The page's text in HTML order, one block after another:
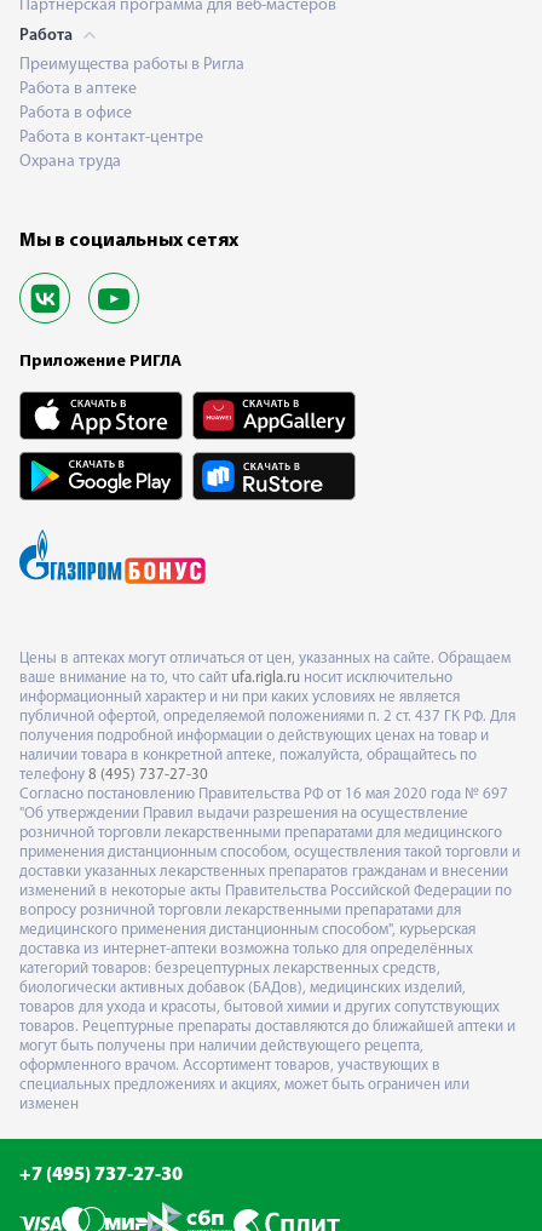
Партнерская программа для веб-мастеров
Работа
Преимущества работы в Ригла
Работа в аптеке
Работа в офисе
Работа в контакт-центре
Охрана труда
Мы в социальных сетях
Приложение РИГЛА
Цены в аптеках могут отличаться от цен, указанных на сайте. Обращаем
ваше внимание на то, что сайт ufa.rigla.ru носит исключительно
информационный характер и ни при каких условиях не является
публичной офертой, определяемой положениями п. 2 ст. 437 ГК РФ. Для
получения подробной информации о действующих ценах на товар и
наличии товара в конкретной аптеке, пожалуйста, обращайтесь по
телефону 8 (495) 737-27-30
Согласно постановлению Правительства РФ от 16 мая 2020 года № 697
"Об утверждении Правил выдачи разрешения на осуществление
розничной торговли лекарственными препаратами для медицинского
применения дистанционным способом, осуществления такой торговли и
доставки указанных лекарственных препаратов гражданам и внесении
изменений в некоторые акты Правительства Российской Федерации по
вопросу розничной торговли лекарственными препаратами для
медицинского применения дистанционным способом", курьерская
доставка из интернет-аптеки возможна только для определённых
категорий товаров: безрецептурных лекарственных средств,
биологически активных добавок (БАДов), медицинских изделий,
товаров для ухода и красоты, бытовой химии и других сопутствующих
товаров. Рецептурные препараты доставляются до ближайшей аптеки и
могут быть получены при наличии действующего рецепта,
оформленного врачом. Ассортимент товаров, участвующих в
специальных предложениях и акциях, может быть ограничен или
изменен
+7 (495) 737-27-30